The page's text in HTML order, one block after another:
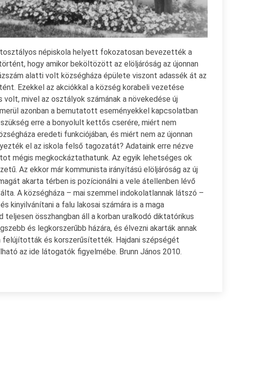
népiskola helyett fokozatosan bevezették a
hogy amikor beköltözött az elöljáróság az újonnan
alatti volt községháza épülete viszont adassék át az
Ezekkel az akciókkal a község korabeli vezetése
mivel az osztályok számának a növekedése új
azonban a bemutatott eseményekkel kapcsolatban
erre a bonyolult kettős cserére, miért nem
eredeti funkciójában, és miért nem az újonnan
el az iskola felső tagozatát? Adataink erre nézve
mégis megkockáztathatunk. Az egyik lehetséges ok
Az ekkor már kommunista irányítású elöljáróság az új
akarta térben is pozícionálni a vele átellenben lévő
A községháza – mai szemmel indokolatlannak látszó –
kinyilvánítani a falu lakosai számára is a maga
összhangban áll a korban uralkodó diktatórikus
és legkorszerűbb házára, és élvezni akarták annak
felújították és korszerűsítették. Hajdani szépségét
az ide látogatók figyelmébe. Brunn János 2010.